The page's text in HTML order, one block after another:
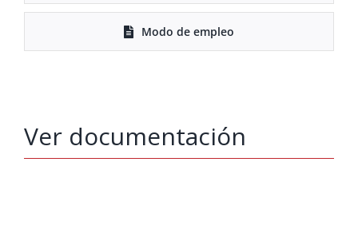
Modo de empleo
Ver documentación